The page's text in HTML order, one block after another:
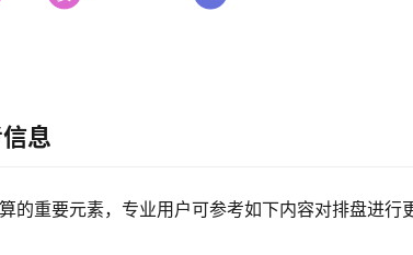
息
的重要元素，专业用户可参考如下内容对排盘进行